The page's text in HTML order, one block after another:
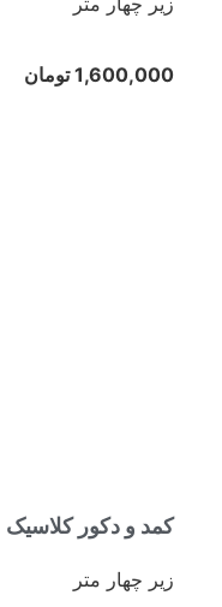
1,600,000 تومان
کمد و دکور کلاسیک
زیر چهار متر